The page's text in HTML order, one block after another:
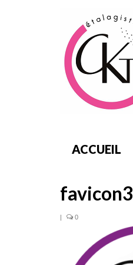
ACCUEIL
favicon3
| 0